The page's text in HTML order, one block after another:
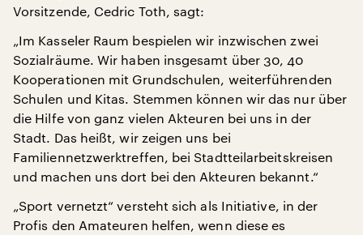
Vorsitzende, Cedric Toth, sagt:
„Im Kasseler Raum bespielen wir inzwischen zwei
Sozialräume. Wir haben insgesamt über 30, 40
Kooperationen mit Grundschulen, weiterführenden
Schulen und Kitas. Stemmen können wir das nur über
die Hilfe von ganz vielen Akteuren bei uns in der
Stadt. Das heißt, wir zeigen uns bei
Familiennetzwerktreffen, bei Stadtteilarbeitskreisen
und machen uns dort bei den Akteuren bekannt.“
„Sport vernetzt“ versteht sich als Initiative, in der
Profis den Amateuren helfen, wenn diese es